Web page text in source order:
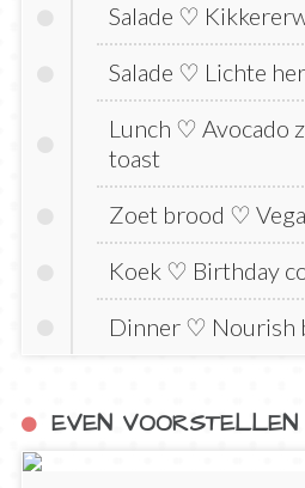
Salade ♡
Salade ♡ Lichte
Lunch ♡ Avocado
toast
Zoet brood ♡
Koek ♡ Birthday
Dinner ♡ Nourish
EVEN VOORSTELLEN